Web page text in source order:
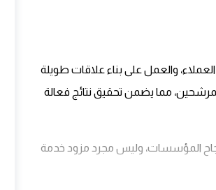
والعمل على بناء علاقات طويلة
مما يضمن تحقيق نتائج فعالة
نجاح المؤسسات، وليس مجرد مزود خدمة